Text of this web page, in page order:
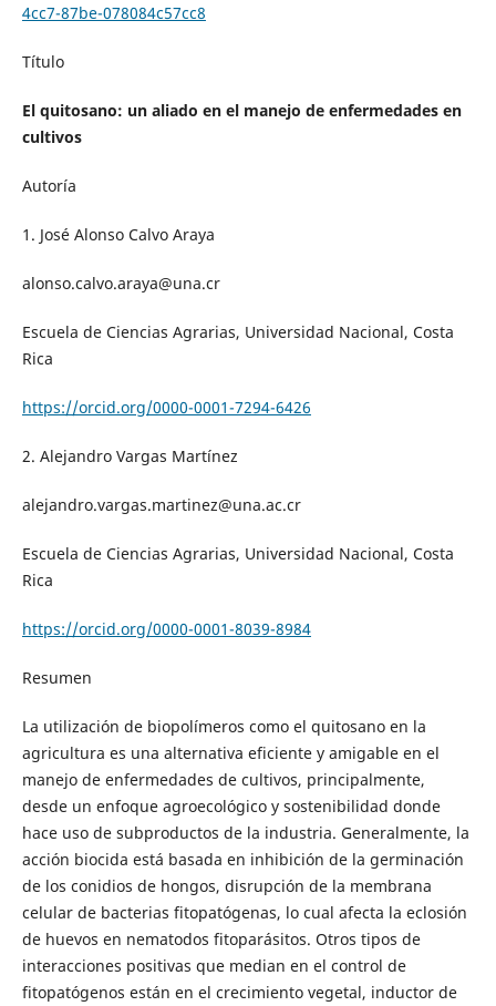
4cc7-87be-078084c57cc8
Título
El quitosano: un aliado en el manejo de enfermedades en
cultivos
Autoría
1. José Alonso Calvo Araya
alonso.calvo.araya@una.cr
Escuela de Ciencias Agrarias, Universidad Nacional, Costa
Rica
https://orcid.org/0000-0001-7294-6426
2. Alejandro Vargas Martínez
alejandro.vargas.martinez@una.ac.cr
Escuela de Ciencias Agrarias, Universidad Nacional, Costa
Rica
https://orcid.org/0000-0001-8039-8984
Resumen
La utilización de biopolímeros como el quitosano en la
agricultura es una alternativa eficiente y amigable en el
manejo de enfermedades de cultivos, principalmente,
desde un enfoque agroecológico y sostenibilidad donde
hace uso de subproductos de la industria. Generalmente, la
acción biocida está basada en inhibición de la germinación
de los conidios de hongos, disrupción de la membrana
celular de bacterias fitopatógenas, lo cual afecta la eclosión
de huevos en nematodos fitoparásitos. Otros tipos de
interacciones positivas que median en el control de
fitopatógenos están en el crecimiento vegetal, inductor de